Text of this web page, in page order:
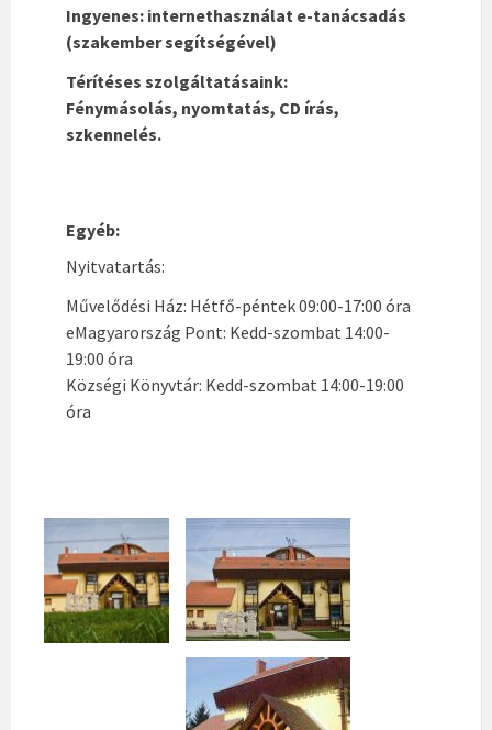
Ingyenes: internethasználat e-tanácsadás
(szakember segítségével)
Térítéses szolgáltatásaink:
Fénymásolás, nyomtatás, CD írás,
szkennelés.
Egyéb:
Nyitvatartás:
Művelődési Ház: Hétfő-péntek 09:00-17:00 óra
eMagyarország Pont: Kedd-szombat 14:00-
19:00 óra
Községi Könyvtár: Kedd-szombat 14:00-19:00
óra